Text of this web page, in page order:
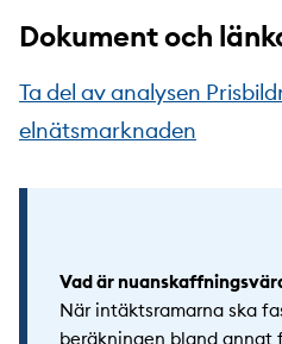
Dokument och
Ta del av analysen
elnätsmarknaden
Vad är
När intäktsramarna ska
beräkningen bland annat